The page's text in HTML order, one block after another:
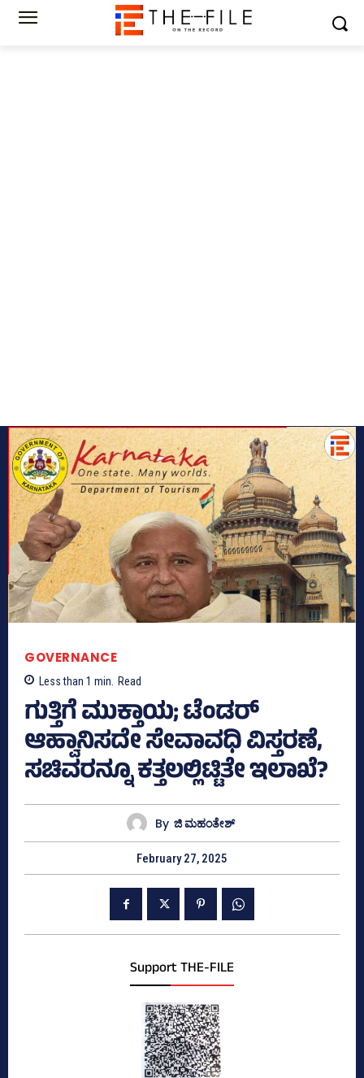
GOVERNANCE
Less than 1 min. Read
ಗುತ್ತಿಗೆ ಮುಕ್ತಾಯ; ಟೆಂಡರ್
ಆಹ್ವಾನಿಸದೇ ಸೇವಾವಧಿ ವಿಸ್ತರಣೆ,
ಸಚಿವರನ್ನೂ ಕತ್ತಲಲ್ಲಿಟ್ಟಿತೇ ಇಲಾಖೆ?
By ಜಿ ಮಹಂತೇಶ್
February 27, 2025
Support THE-FILE